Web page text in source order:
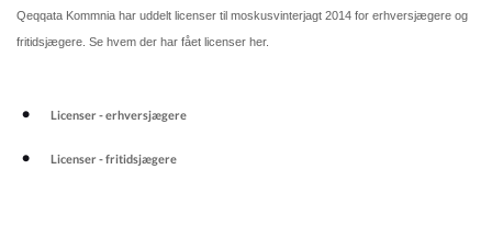
Kommuneplan
Om Kommunen
Qeqqata Kommnia har uddelt licenser til moskusvinterjagt 2014 for erhversjægere og
fritidsjægere. Se hvem der har fået licenser her.
Licenser - erhversjægere
Licenser - fritidsjægere